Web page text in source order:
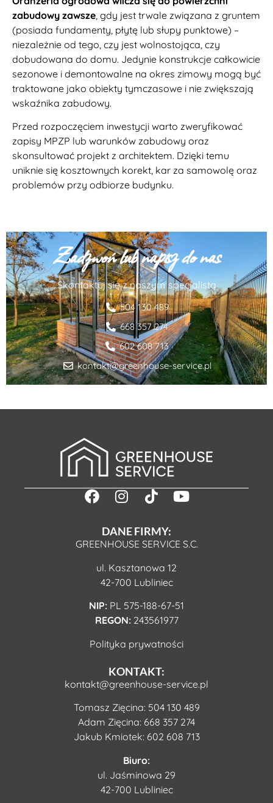
zabudowy zawsze , gdy jest trwale związana z gruntem
(posiada fundamenty, płytę lub słupy punktowe) –
niezależnie od tego, czy jest wolnostojąca, czy
dobudowana do domu. Jedynie konstrukcje całkowicie
sezonowe i demontowalne na okres zimowy mogą być
traktowane jako obiekty tymczasowe i nie zwiększają
wskaźnika zabudowy.
Przed rozpoczęciem inwestycji warto zweryfikować
zapisy MPZP lub warunków zabudowy oraz
skonsultować projekt z architektem. Dzięki temu
uniknie się kosztownych korekt, kar za samowolę oraz
problemów przy odbiorze budynku.
Zadzwoń lub napisz do nas
Skontaktuj się z naszym specjalistą
504 130 489
668 357 274
602 608 713
kontakt@greenhouse-service.pl
DANE FIRMY:
GREENHOUSE SERVICE S.C.
ul. Kasztanowa 12
42-700 Lubliniec
NIP: PL 575-188-67-51
REGON:243561977
Polityka prywatności
KONTAKT:
kontakt@greenhouse-service.pl
Tomasz Zięcina: 504 130 489
Adam Zięcina: 668 357 274
Jakub Kmiotek: 602 608 713
Biuro:
ul. Jaśminowa 29
42-700 Lubliniec